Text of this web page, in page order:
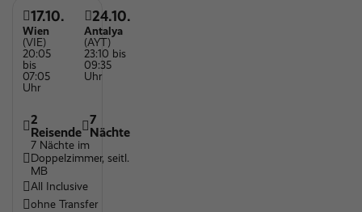
17.10.
Wien
(VIE)
20:05
bis
07:05
Uhr
24.10.
Antalya
(AYT)
23:10 bis
09:35
Uhr
2
Reisende
7
Nächte
7 Nächte im
Doppelzimmer, seitl.
MB
All Inclusive
ohne Transfer